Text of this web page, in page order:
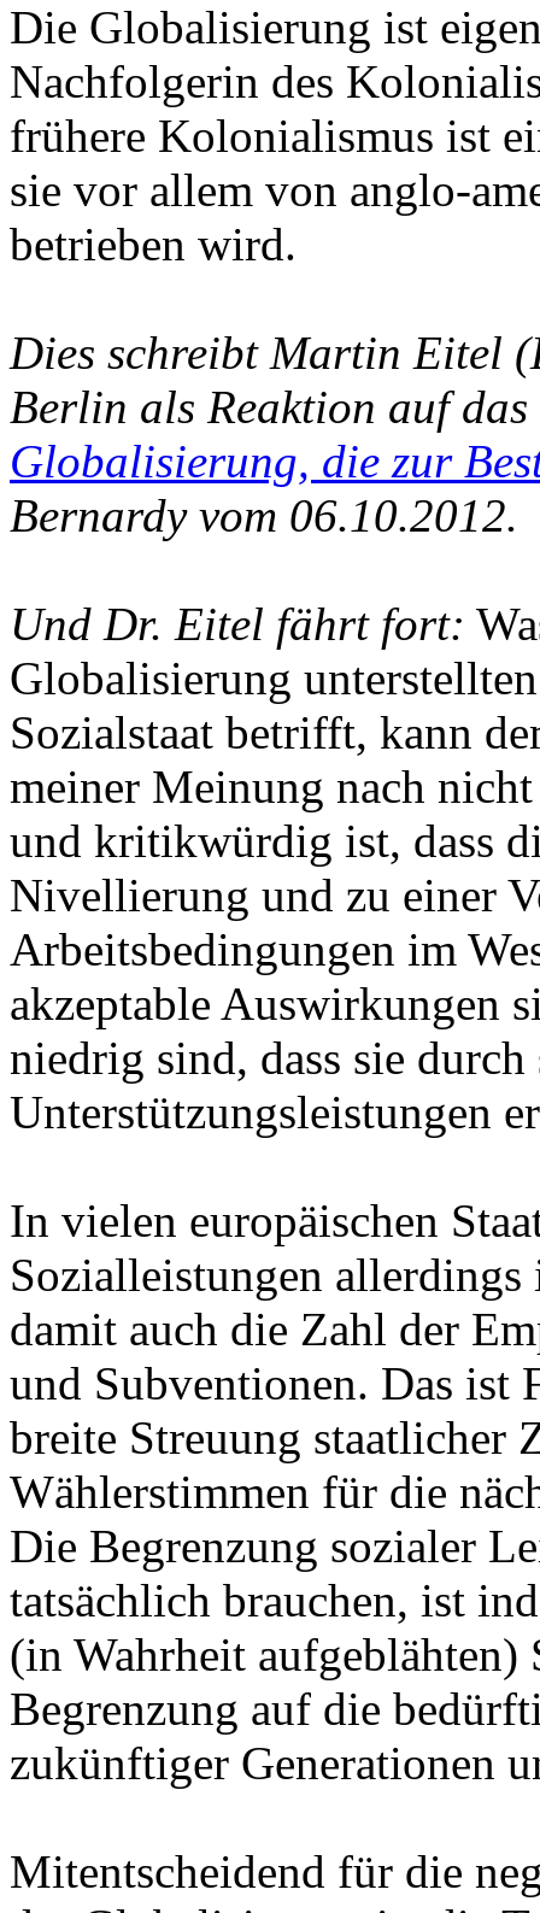
Die Globalisierung ist
Nachfolgerin des
frühere Kolonialismus ist
sie vor allem von anglo-
betrieben wird.
Dies schreibt Martin Eitel
Berlin als Reaktion auf
Globalisierung, die zur
Bernardy vom 06.10.2012.
Und Dr. Eitel fährt fort:
Globalisierung
Sozialstaat betrifft, kann
meiner Meinung nach
und kritikwürdig ist, dass
Nivellierung und zu einer
Arbeitsbedingungen im
akzeptable Auswirkungen
niedrig sind, dass sie durch
Unterstützungsleistungen
In vielen europäischen
Sozialleistungen
damit auch die Zahl der
und Subventionen. Das ist
breite Streuung staatlicher
Wählerstimmen für die
Die Begrenzung sozialer
tatsächlich brauchen, ist
(in Wahrheit aufgeblähten)
Begrenzung auf die
zukünftiger Generationen
Mitentscheidend für die